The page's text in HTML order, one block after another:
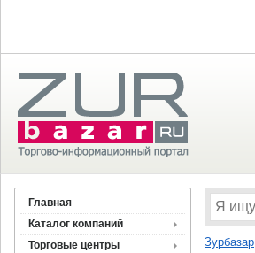
Главная
Каталог компаний
Торговые центры
Зурбазар